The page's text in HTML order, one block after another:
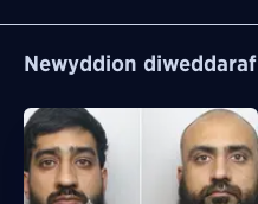
Newyddion diweddaraf